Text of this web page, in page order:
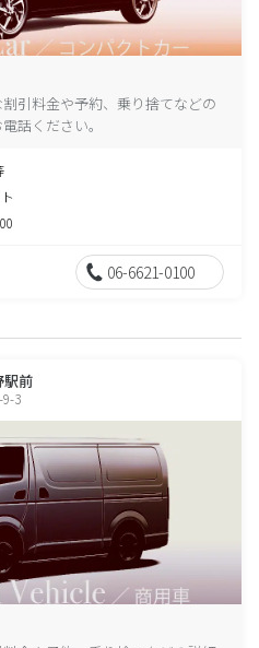
引料金や予約、乗り捨てなどの
話ください。
06-6621-0100
駅前
3